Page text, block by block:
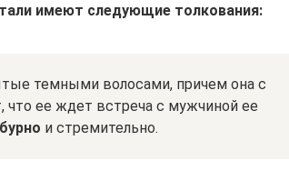
имеют следующие толкования:
темными волосами, причем она с
что ее ждет встреча с мужчиной ее
и стремительно.